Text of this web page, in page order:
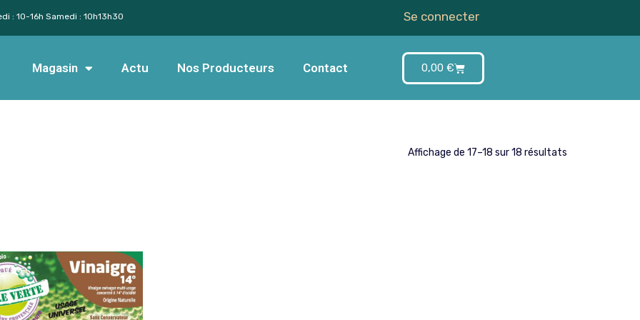
: 10-16h Samedi : 10h13h30 Se connecter
Magasin Actu Nos Producteurs Contact 0,00 €
Affichage de 17–18 sur 18 résultats